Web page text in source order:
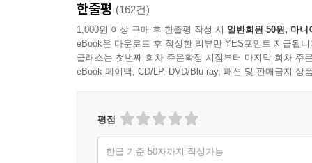
한줄평 (162건)
1,000원 이상 구매 후 한줄평 작성 시 일반회원 50원, 마니
eBook은 다운로드 후 작성한 리뷰만 YES포인트 지급됩니
클래스는 첫번째 회차 주문확정 시점부터 마지막 회차 주
eBook 페이백, CD/LP, DVD/Blu-ray, 패션 및 판매금지 상
평점
한글 기준 50자까지 작성가능